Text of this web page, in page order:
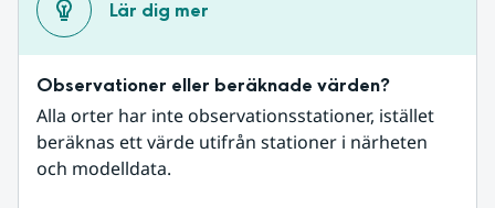
Lär dig mer
Observationer eller beräknade värden?
Alla orter har inte observationsstationer, istället
beräknas ett värde utifrån stationer i närheten
och modelldata.